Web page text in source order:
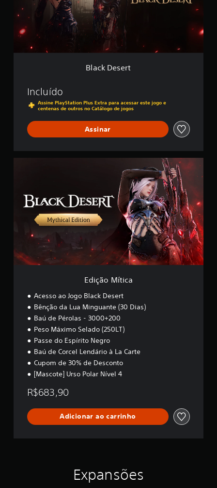
Black Desert
Incluído
Assine PlayStation Plus Extra para acessar este jogo e
centenas de outros no Catálogo de jogos
Assinar
c
a
Edição Mítica
Acesso ao Jogo Black Desert
Bênção da Lua Minguante (30 Dias)
Baú de Pérolas - 3000+200
Peso Máximo Selado (250LT)
Passe do Espírito Negro
Baú de Corcel Lendário à La Carte
Cupom de 30% de Desconto
[Mascote] Urso Polar Nível 4
R$683,90
Adicionar ao carrinho
Expansões